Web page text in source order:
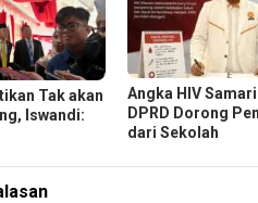
Tak akan
Iswandi:
Angka HIV
DPRD Dorong
dari Sekolah